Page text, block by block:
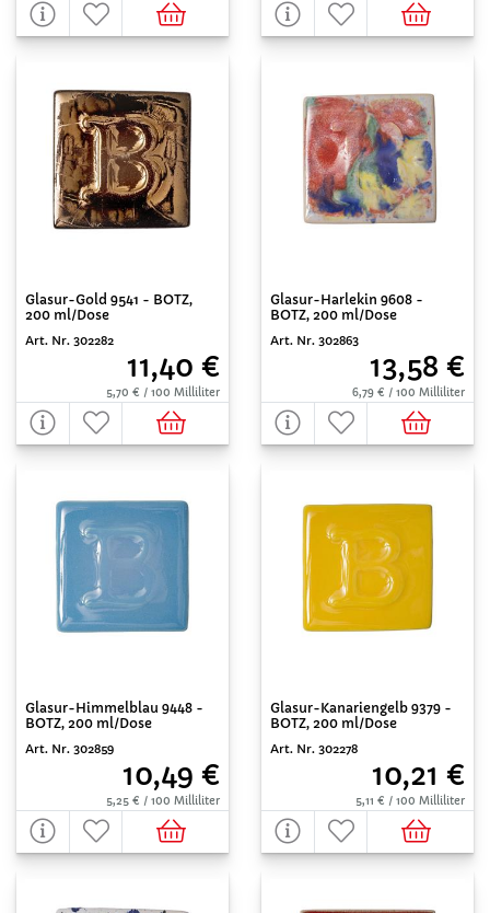
Glasur-Gold 9541 - BOTZ,
200 ml/Dose
Art. Nr. 302282
11,40 €
5,70 € / 100 Milliliter
Glasur-Harlekin 9608 -
BOTZ, 200 ml/Dose
Art. Nr. 302863
13,58 €
6,79 € / 100 Milliliter
Glasur-Himmelblau 9448 -
BOTZ, 200 ml/Dose
Art. Nr. 302859
10,49 €
5,25 € / 100 Milliliter
Glasur-Kanariengelb 9379 -
BOTZ, 200 ml/Dose
Art. Nr. 302278
10,21 €
5,11 € / 100 Milliliter